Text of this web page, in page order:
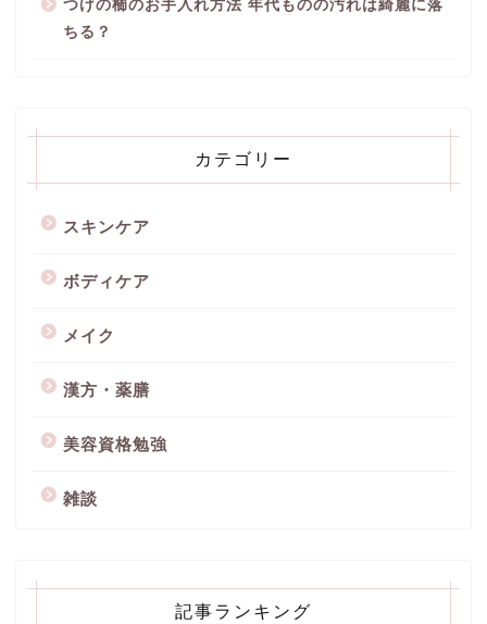
つげの櫛のお手入れ方法 年代ものの汚れは綺麗に落
ちる？
カテゴリー
スキンケア
ボディケア
メイク
漢方・薬膳
美容資格勉強
雑談
記事ランキング